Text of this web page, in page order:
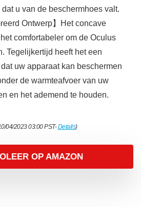
u van de beschermhoes valt.
Ontwerp】Het concave
comfortabeler om de Oculus
Tegelijkertijd heeft het een
uw apparaat kan beschermen
de warmteafvoer van uw
en het ademend te houden.
04/2023 03:00 PST-Details)
OP AMAZON